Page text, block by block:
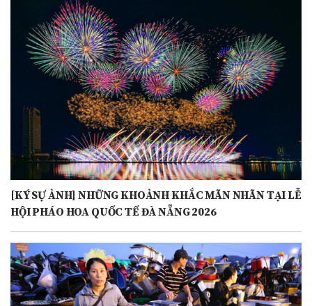
[KÝ SỰ ẢNH] NHỮNG KHOẢNH KHẮC MÃN NHÃN TẠI LỄ
HỘI PHÁO HOA QUỐC TẾ ĐÀ NẴNG 2026